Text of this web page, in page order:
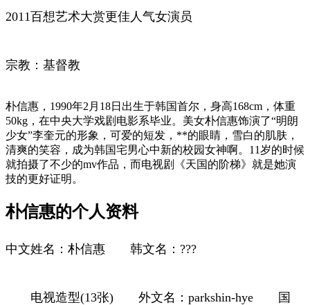
2011百想艺术大赏更佳人气女演员
宗教：基督教
朴信惠，1990年2月18日出生于韩国首尔，身高168cm，体重
50kg，在中央大学戏剧电影系毕业。美女朴信惠饰演了“明朗
少女”李奎元的形象，可爱的短发，**的眼睛，雪白的肌肤，
清爽的笑容，成为韩国宅男心中新的校园女神啊。11岁的时候
就拍摄了不少的mv作品，而电视剧《天国的阶梯》就是她演
技的更好证明。
朴信惠的个人资料
中文姓名：朴信惠 韩文名：???
电视造型(13张) 外文名：parkshin-hye 国